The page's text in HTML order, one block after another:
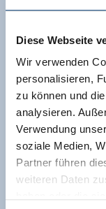
Diese Webseite
Wir verwenden
personalisieren,
zu können und
analysieren.
Verwendung
soziale Medien,
Partner führen
weiteren Daten